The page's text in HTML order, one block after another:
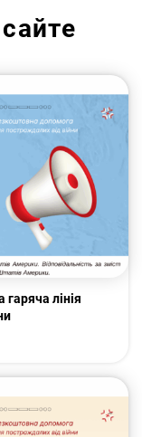
гаряча лінія